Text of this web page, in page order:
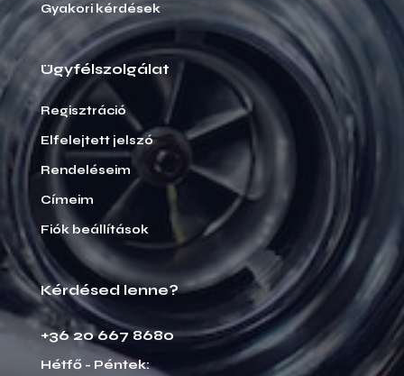
Gyakori kérdések
Ügyfélszolgálat
Regisztráció
Elfelejtett jelszó
Rendeléseim
Címeim
Fiók beállítások
Kérdésed lenne?
+36 20 667 8680
Hétfő - Péntek: